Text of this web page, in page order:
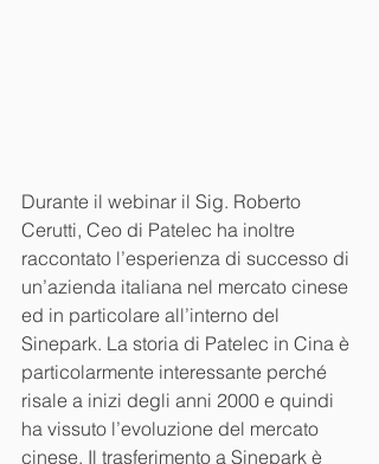
Durante il webinar il Sig. Roberto
Cerutti, Ceo di Patelec ha inoltre
raccontato l’esperienza di successo di
un’azienda italiana nel mercato cinese
ed in particolare all’interno del
Sinepark. La storia di Patelec in Cina è
particolarmente interessante perché
risale a inizi degli anni 2000 e quindi
ha vissuto l’evoluzione del mercato
cinese. Il trasferimento a Sinepark è